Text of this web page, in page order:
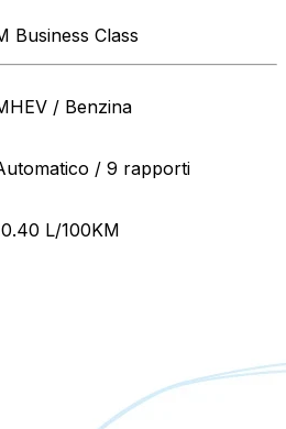
Business Class
/ Benzina
/ 9 rapporti
L/100KM